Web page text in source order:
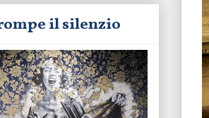
il silenzio